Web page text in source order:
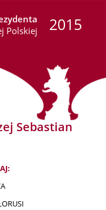
Polskiej
2015
Sebastian